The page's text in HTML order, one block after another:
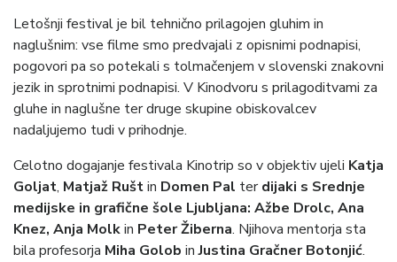
Letošnji festival je bil tehnično prilagojen gluhim in
naglušnim: vse filme smo predvajali z opisnimi podnapisi,
pogovori pa so potekali s tolmačenjem v slovenski znakovni
jezik in sprotnimi podnapisi. V Kinodvoru s prilagoditvami za
gluhe in naglušne ter druge skupine obiskovalcev
nadaljujemo tudi v prihodnje.
Celotno dogajanje festivala Kinotrip so v objektiv ujeli Katja
Goljat, Matjaž Ruštin Domen Pal terdijaki s Srednje
medijske in grafične šole Ljubljana: Ažbe Drolc, Ana
Knez, Anja Molkin Peter Žiberna. Njihova mentorja sta
bila profesorja Miha Golob inJustina Gračner Botonjić.